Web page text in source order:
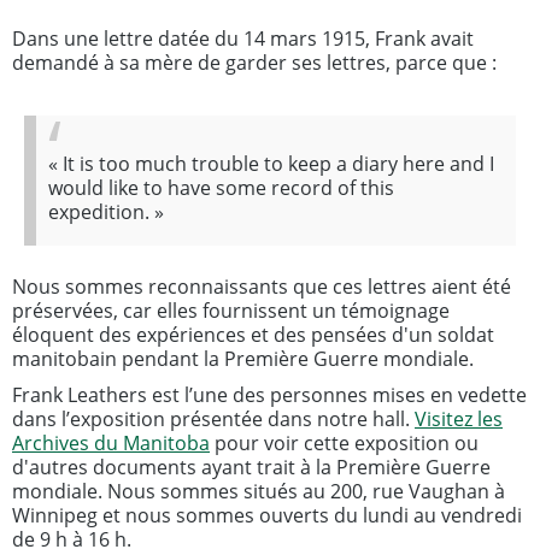
Dans une lettre datée du 14 mars 1915, Frank avait
demandé à sa mère de garder ses lettres, parce que :
« It is too much trouble to keep a diary here and I
would like to have some record of this
expedition. »
Nous sommes reconnaissants que ces lettres aient été
préservées, car elles fournissent un témoignage
éloquent des expériences et des pensées d'un soldat
manitobain pendant la Première Guerre mondiale.
Frank Leathers est l’une des personnes mises en vedette
dans l’exposition présentée dans notre hall. Visitez les
Archives du Manitoba pour voir cette exposition ou
d'autres documents ayant trait à la Première Guerre
mondiale. Nous sommes situés au 200, rue Vaughan à
Winnipeg et nous sommes ouverts du lundi au vendredi
de 9 h à 16 h.